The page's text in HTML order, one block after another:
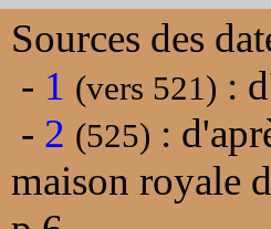
Sources des
- 1 (vers 521) :
- 2 (525) :
maison royale